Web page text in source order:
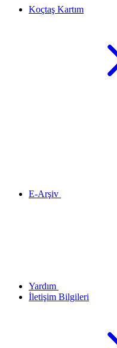
Koçtaş Kartım
E-Arşiv
Yardım
İletişim Bilgileri